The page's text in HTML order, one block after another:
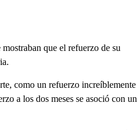
que el refuerzo de su
como un refuerzo increíblemente
a los dos meses se asoció con un